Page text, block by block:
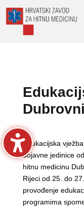
Edukacijska
dojavne jedinice
hitnu medicinu
Rijeci od 25. do
provođenje
programima